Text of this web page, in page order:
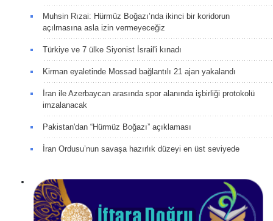
Muhsin Rızai: Hürmüz Boğazı’nda ikinci bir koridorun
açılmasına asla izin vermeyeceğiz
Türkiye ve 7 ülke Siyonist İsrail'i kınadı
Kirman eyaletinde Mossad bağlantılı 21 ajan yakalandı
İran ile Azerbaycan arasında spor alanında işbirliği protokolü
imzalanacak
Pakistan'dan “Hürmüz Boğazı” açıklaması
İran Ordusu’nun savaşa hazırlık düzeyi en üst seviyede